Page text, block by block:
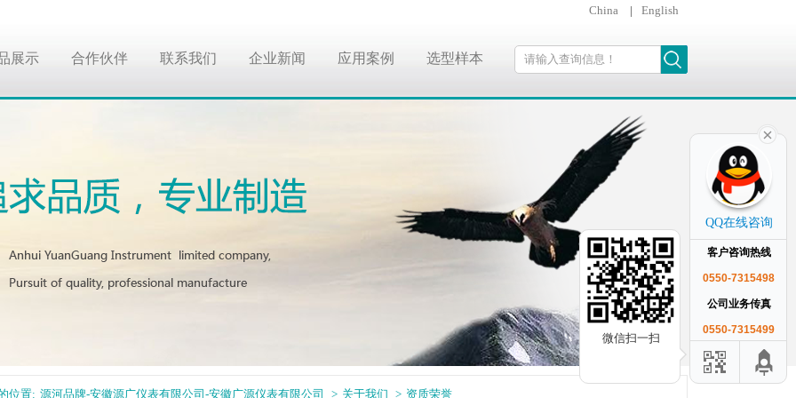
China | English
展示 合作伙伴 联系我们 企业新闻 应用案例 选型样本
位置: 源河品牌-安徽源广仪表有限公司-安徽广源仪表有限公司 > 关于我们 > 资质荣誉
QQ在线咨询
客户咨询热线
0550-7315498
公司业务传真
0550-7315499
微信扫一扫